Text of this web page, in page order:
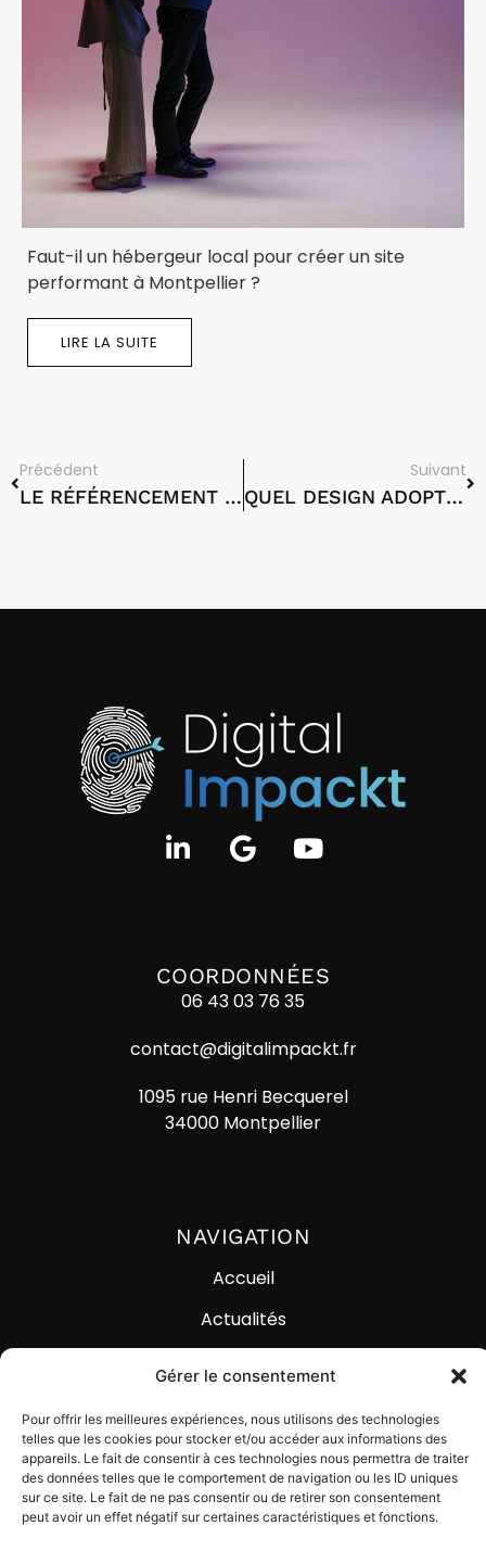
Gérer le consentement
Pour offrir les meilleures expériences, nous utilisons des technologies
telles que les cookies pour stocker et/ou accéder aux informations des
appareils. Le fait de consentir à ces technologies nous permettra de traiter
des données telles que le comportement de navigation ou les ID uniques
sur ce site. Le fait de ne pas consentir ou de retirer son consentement
peut avoir un effet négatif sur certaines caractéristiques et fonctions.
Faut-il un hébergeur local pour créer un site
performant à Montpellier ?
LIRE LA SUITE
Précédent
LE RÉFÉRENCEMENT LOCAL À MONTPELLIER
Suivant
QUEL DESIGN ADOPTER POUR SON SITE WEB ?
COORDONNÉES
06 43 03 76 35
contact@digitalimpackt.fr
1095 rue Henri Becquerel
34000 Montpellier
NAVIGATION
Accueil
Actualités